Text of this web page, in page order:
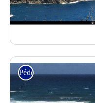
Pédestre